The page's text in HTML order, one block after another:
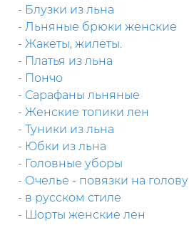
- Блузки из льна
- Льняные брюки женские
- Жакеты, жилеты.
- Платья из льна
- Пончо
- Сарафаны льняные
- Женские топики лен
- Туники из льна
- Юбки из льна
- Головные уборы
- Очелье - повязки на голову
- в русском стиле
- Шорты женские лен